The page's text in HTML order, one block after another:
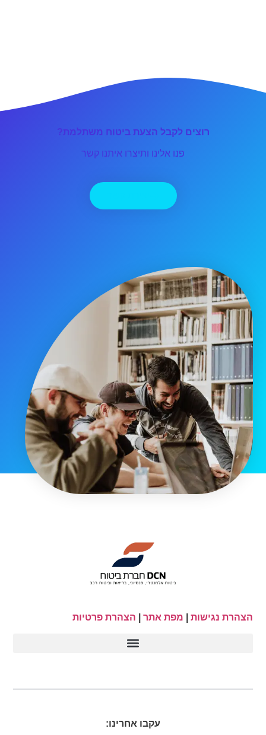
רוצים לקבל הצעת ביטוח משתלמת?
פנו אלינו ותיצרו איתנו קשר
הצהרת נגישות מפת אתר הצהרת פרטיות
עקבו אחרינו: